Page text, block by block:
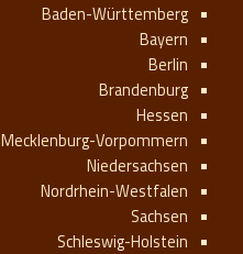
Baden-Württemberg
Bayern
Berlin
Brandenburg
Hessen
Mecklenburg-Vorpommern
Niedersachsen
Nordrhein-Westfalen
Sachsen
Schleswig-Holstein